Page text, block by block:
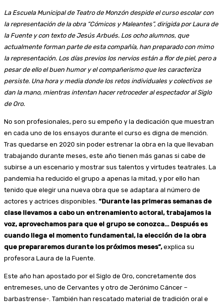
La Escuela Municipal de Teatro de Monzón despide el curso escolar con
la representación de la obra “Cómicos y Maleantes”, dirigida por Laura de
la Fuente y con texto de Jesús Arbués. Los ocho alumnos, que
actualmente forman parte de esta compañía, han preparado con mimo
la representación. Los días previos los nervios están a flor de piel, pero a
pesar de ello el buen humor y el compañerismo que les caracteriza
persiste. Una hora y media donde los retos individuales y colectivos se
dan la mano, mientras intentan hacer retroceder al espectador al Siglo
de Oro.
No son profesionales, pero su empeño y la dedicación que muestran
en cada uno de los ensayos durante el curso es digna de mención.
Tras quedarse en 2020 sin poder estrenar la obra en la que llevaban
trabajando durante meses, este año tienen más ganas si cabe de
subirse a un escenario y mostrar sus talentos y virtudes teatrales. La
pandemia ha reducido el grupo a apenas la mitad, y por ello han
tenido que elegir una nueva obra que se adaptara al número de
actores y actrices disponibles. “Durante las primeras semanas de
clase llevamos a cabo un entrenamiento actoral, trabajamos la
voz, aprovechamos para que el grupo se conozca… Después es
cuando llega el momento fundamental, la elección de la obra
que prepararemos durante los próximos meses”,explica su
profesora Laura de la Fuente.
Este año han apostado por el Siglo de Oro, concretamente dos
entremeses, uno de Cervantes y otro de Jerónimo Cáncer –
barbastrense-. También han rescatado material de tradición oral e